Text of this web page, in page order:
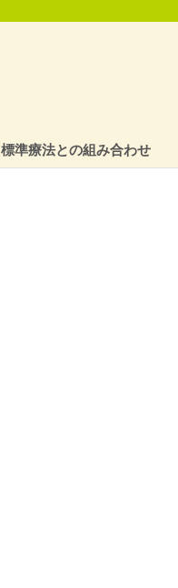
標準療法との組み合わせ